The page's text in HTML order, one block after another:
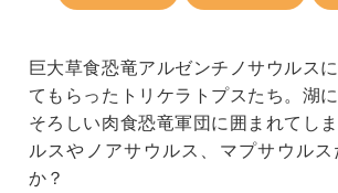
巨大草食恐竜アルゼンチノサウルス
てもらったトリケラトプスたち。湖
そろしい肉食恐竜軍団に囲まれてし
ルスやノアサウルス、マプサウル
か？